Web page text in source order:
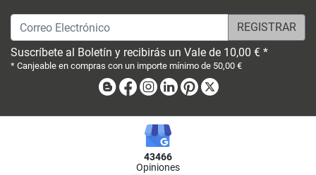
Correo Electrónico
Suscríbete al Boletín y recibirás un Vale de 10,00 € *
* Canjeable en compras con un importe mínimo de 50,00 €
BlogFacebook
Instagram
LinkedinPinterest
43466
Opiniones